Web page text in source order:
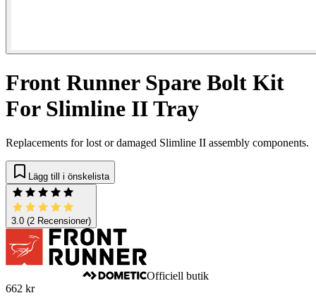
Front Runner Spare Bolt Kit
For Slimline II Tray
Replacements for lost or damaged Slimline II assembly components.
Lägg till i önskelista
3.0 (2 Recensioner)
Officiell butik
662 kr